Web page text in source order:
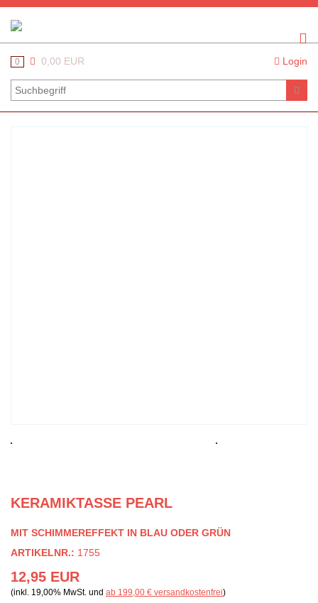
0 0,00 EUR Login
KERAMIKTASSE PEARL
MIT SCHIMMEREFFEKT IN BLAU ODER GRÜN
ARTIKELNR.: 1755
12,95 EUR
(inkl. 19,00% MwSt. und ab 199,00 € versandkostenfrei)